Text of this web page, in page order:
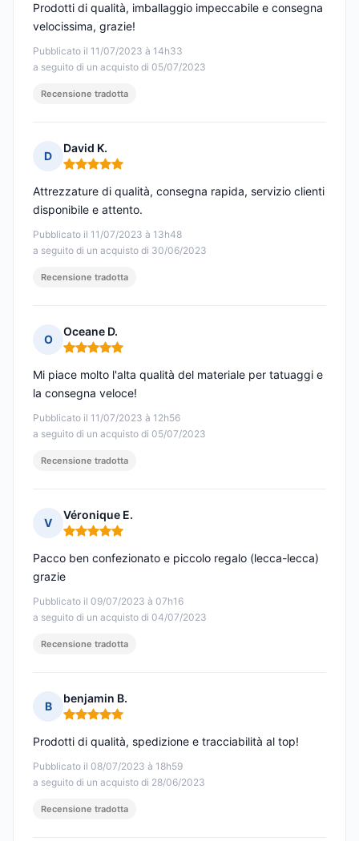
Pubblicato il 11/07/2023 à 14h33
a seguito di un acquisto di 05/07/2023
Prodotti di qualità, imballaggio impeccabile e consegna
velocissima, grazie!
Recensione tradotta
D
David K.
Nota: 5 su 5
Pubblicato il 11/07/2023 à 13h48
a seguito di un acquisto di 30/06/2023
Attrezzature di qualità, consegna rapida, servizio clienti
disponibile e attento.
Recensione tradotta
O
Oceane D.
Nota: 5 su 5
Pubblicato il 11/07/2023 à 12h56
a seguito di un acquisto di 05/07/2023
Mi piace molto l'alta qualità del materiale per tatuaggi e
la consegna veloce!
Recensione tradotta
V
Véronique E.
Nota: 5 su 5
Pubblicato il 09/07/2023 à 07h16
a seguito di un acquisto di 04/07/2023
Pacco ben confezionato e piccolo regalo (lecca-lecca)
grazie
Recensione tradotta
B
benjamin B.
Nota: 5 su 5
Pubblicato il 08/07/2023 à 18h59
a seguito di un acquisto di 28/06/2023
Prodotti di qualità, spedizione e tracciabilità al top!
Recensione tradotta